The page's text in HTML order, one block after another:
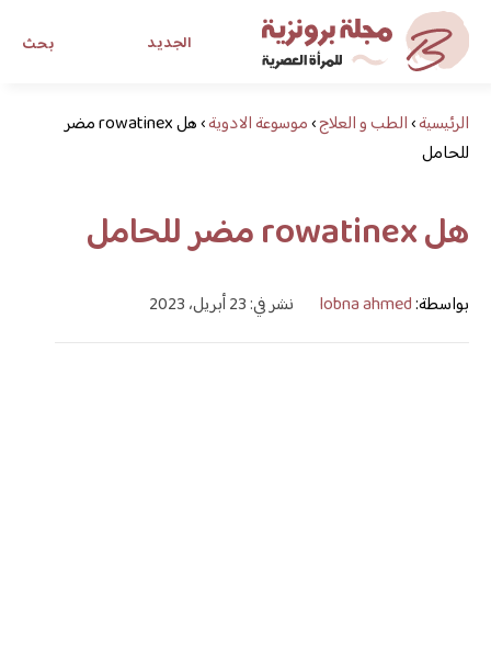
بحث الجديد
مجلة برونزية للفتاة العصريةالرئيسية›الطب و العلاج›موسوعة الادوية›
هل rowatinex مضر
للحامل
هل rowatinex مضر للحامل
بواسطة:lobna ahmed نشر في: 23 أبريل، 2023